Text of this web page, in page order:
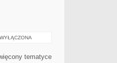
tematyce